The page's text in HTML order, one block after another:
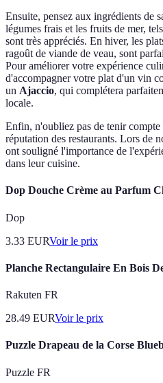
Ensuite, pensez aux ingrédients de
légumes frais et les fruits de mer,
sont très appréciés. En hiver, les
ragoût de viande de veau, sont
Pour améliorer votre expérience
d'accompagner votre plat d'un vin
un Ajaccio, qui complétera
locale.
Enfin, n'oubliez pas de tenir compte
réputation des restaurants. Lors de
ont souligné l'importance de
dans leur cuisine.
Dop Douche Crème au Parfum
Dop
3.33 EURVoir le prix
Planche Rectangulaire En Bois
Rakuten FR
28.49 EURVoir le prix
Puzzle Drapeau de la Corse
Puzzle FR